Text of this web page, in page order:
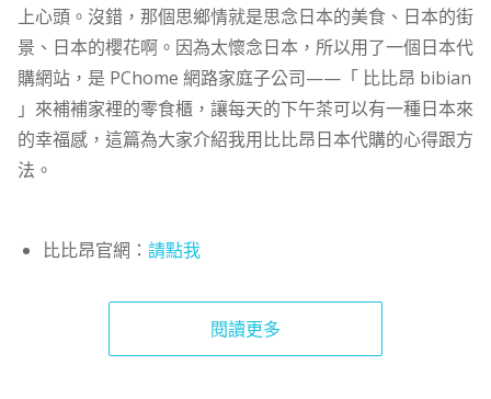
上心頭。沒錯，那個思鄉情就是思念日本的美食、日本的街
景、日本的櫻花啊。因為太懷念日本，所以用了一個日本代
購網站，是 PChome 網路家庭子公司——「 比比昂 bibian
」來補補家裡的零食櫃，讓每天的下午茶可以有一種日本來
的幸福感，這篇為大家介紹我用比比昂日本代購的心得跟方
法。
比比昂官網： 請點我
閱讀更多